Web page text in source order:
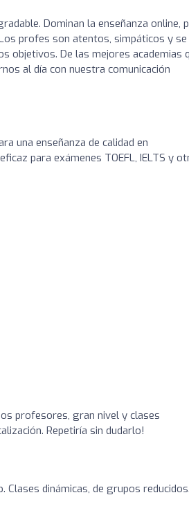
Dominan la enseñanza online,
profes son atentos, simpáticos y se
objetivos. De las mejores academias
al día con nuestra comunicación
una enseñanza de calidad en
para exámenes TOEFL, IELTS y
profesores, gran nivel y clases
Repetiría sin dudarlo!
dinámicas, de grupos